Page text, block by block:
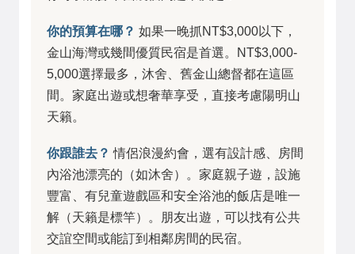
你的預算在哪？ 如果一晚抓NT$3,000以下，
金山海灣或幾間優質民宿是首選。NT$3,000-
5,000選擇最多，沐舍、舊金山總督都在這區
間。家庭出遊或想奢華享受，直接考慮陽明山
天籟。
你跟誰去？ 情侶浪漫約會，選有設計感、房間
內浴池漂亮的（如沐舍）。家庭親子遊，設施
豐富、有兒童遊戲區和安全浴池的飯店是唯一
解（天籟是標竿）。朋友出遊，可以找有公共
交誼空間或能訂到相鄰房間的民宿。